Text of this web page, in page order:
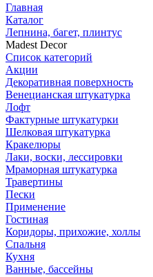
Главная
Каталог
Лепнина, багет, плинтус
Madest Decor
Список категорий
Акции
Декоративная поверхность
Венецианская штукатурка
Лофт
Фактурные штукатурки
Шелковая штукатурка
Кракелюры
Лаки, воски, лессировки
Мраморная штукатурка
Травертины
Пески
Применение
Гостиная
Коридоры, прихожие, холлы
Спальня
Кухня
Ванные, бассейны